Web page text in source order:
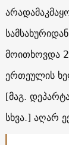
მოითხოვდა
ერთეულის
[მაგ.
სხვა.] აღარ